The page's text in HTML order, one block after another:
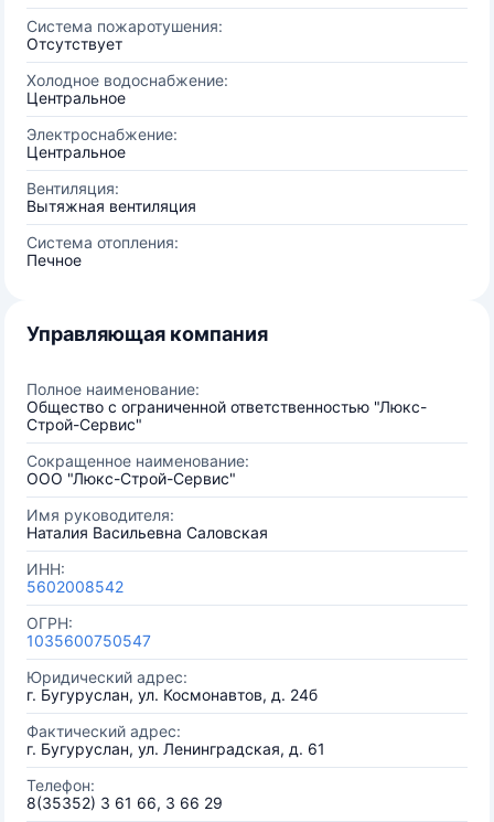
Система пожаротушения:
Отсутствует
Холодное водоснабжение:
Центральное
Электроснабжение:
Центральное
Вентиляция:
Вытяжная вентиляция
Система отопления:
Печное
Управляющая компания
Полное наименование:
Общество с ограниченной ответственностью "Люкс-
Строй-Сервис"
Сокращенное наименование:
ООО "Люкс-Строй-Сервис"
Имя руководителя:
Наталия Васильевна Саловская
ИНН:
5602008542
ОГРН:
1035600750547
Юридический адрес:
г. Бугуруслан, ул. Космонавтов, д. 24б
Фактический адрес:
г. Бугуруслан, ул. Ленинградская, д. 61
Телефон:
8(35352) 3 61 66, 3 66 29